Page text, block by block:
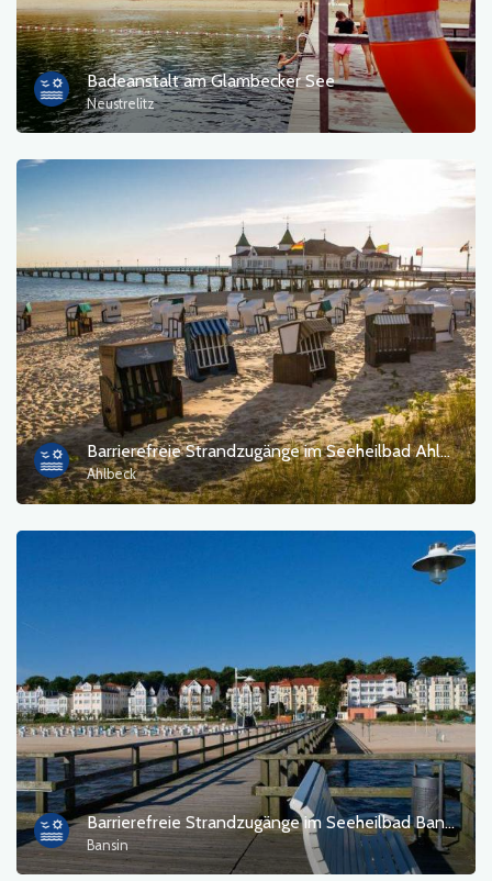
Badeanstalt am Glambecker See
Neustrelitz
Barrierefreie Strandzugänge im Seeheilbad Ahlbeck
Ahlbeck
Barrierefreie Strandzugänge im Seeheilbad Bansin
Bansin